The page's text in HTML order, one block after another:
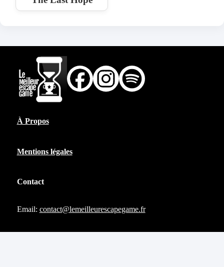
À Propos
Mentions légales
Contact
Email: contact@lemeilleurescapegame.fr